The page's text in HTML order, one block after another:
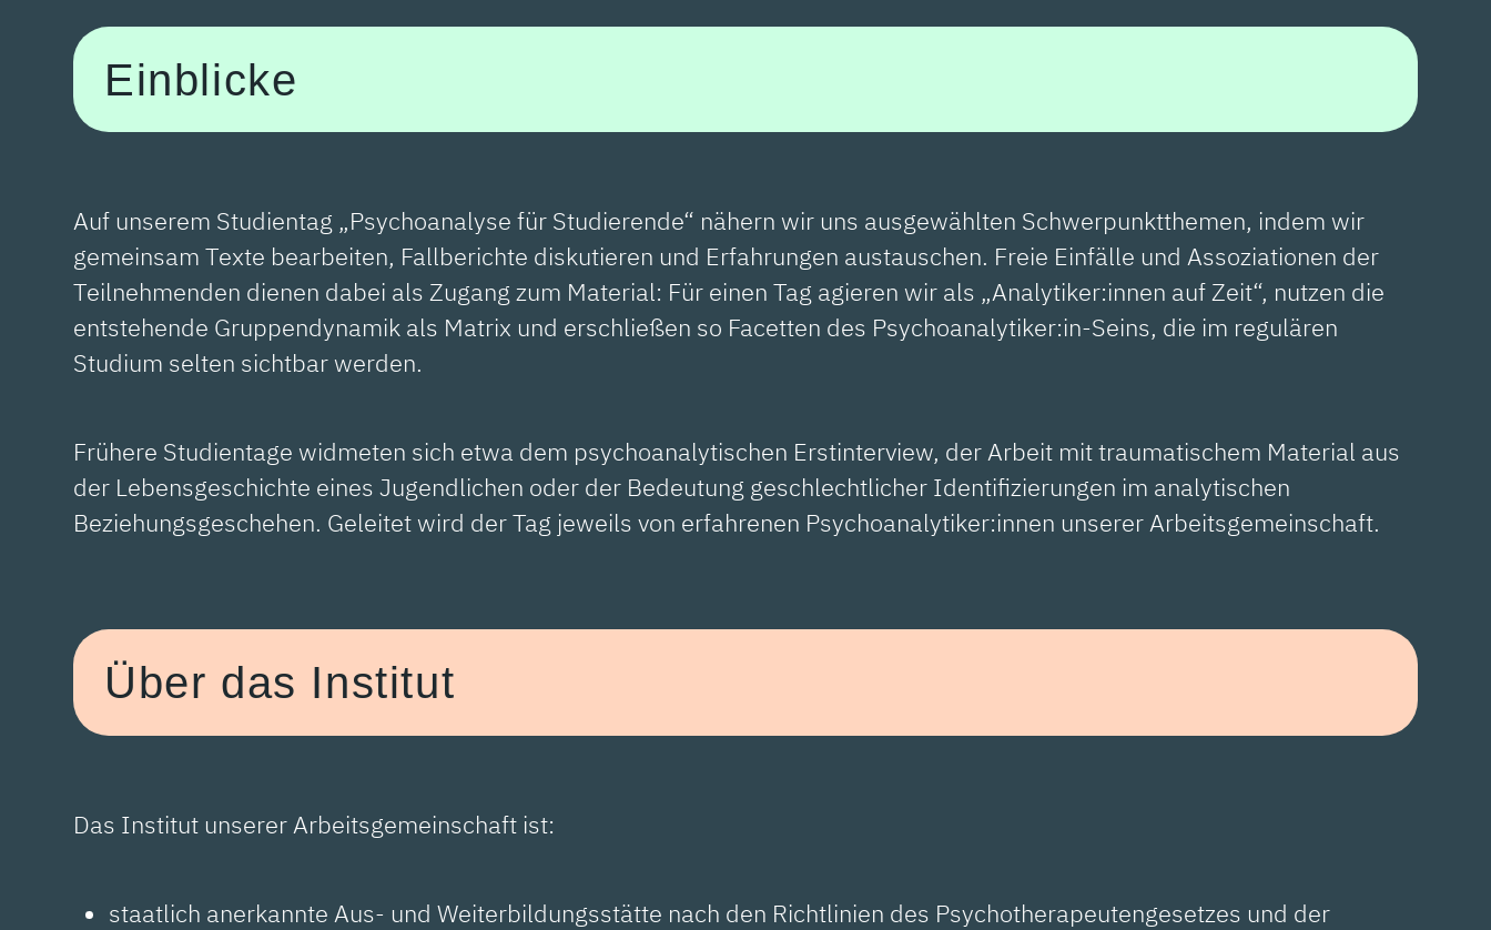
Einblicke
Auf unserem Studientag „Psychoanalyse für Studierende“ nähern wir uns ausgewählten Schwerpunktthemen, indem wir
gemeinsam Texte bearbeiten, Fallberichte diskutieren und Erfahrungen austauschen. Freie Einfälle und Assoziationen der
Teilnehmenden dienen dabei als Zugang zum Material: Für einen Tag agieren wir als „Analytiker:innen auf Zeit“, nutzen die
entstehende Gruppendynamik als Matrix und erschließen so Facetten des Psychoanalytiker:in-Seins, die im regulären
Studium selten sichtbar werden.
Frühere Studientage widmeten sich etwa dem psychoanalytischen Erstinterview, der Arbeit mit traumatischem Material aus
der Lebensgeschichte eines Jugendlichen oder der Bedeutung geschlechtlicher Identifizierungen im analytischen
Beziehungsgeschehen. Geleitet wird der Tag jeweils von erfahrenen Psychoanalytiker:innen unserer Arbeitsgemeinschaft.
Über das Institut
Das Institut unserer Arbeitsgemeinschaft ist:
staatlich anerkannte Aus- und Weiterbildungsstätte nach den Richtlinien des Psychotherapeutengesetzes und der